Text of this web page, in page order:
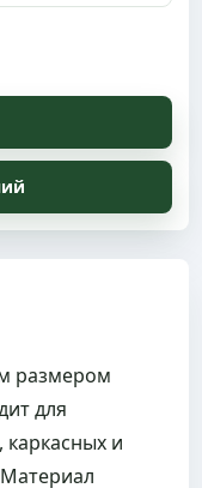
размером
для
и